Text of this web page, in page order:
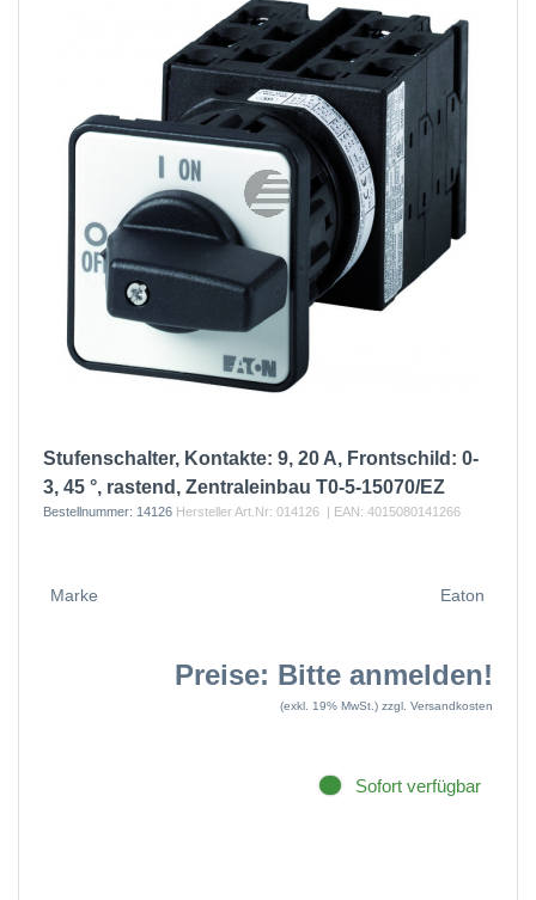
Stufenschalter, Kontakte: 9, 20 A, Frontschild: 0-
3, 45 °, rastend, Zentraleinbau T0-5-15070/EZ
Bestellnummer: 14126 Hersteller Art.Nr: 014126 | EAN: 4015080141266
Marke Eaton
Preise: Bitte anmelden!
(exkl. 19% MwSt.) zzgl. Versandkosten
Sofort verfügbar